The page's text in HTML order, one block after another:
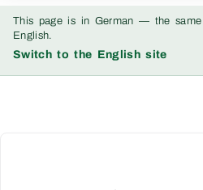
This page is in German — the
English.
Switch to the English site